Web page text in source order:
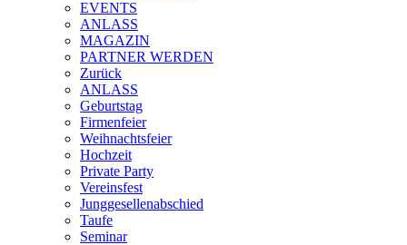
EVENTS
ANLASS
MAGAZIN
PARTNER WERDEN
Zurück
ANLASS
Geburtstag
Firmenfeier
Weihnachtsfeier
Hochzeit
Private Party
Vereinsfest
Junggesellenabschied
Taufe
Seminar